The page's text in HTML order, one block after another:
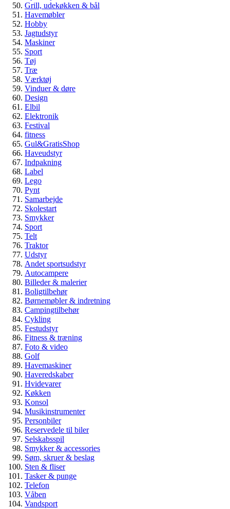
Veteranbil eller klassisk bil – hvad er
egentlig forskellen?
Guide
Biler & køretøjer
Veteranbil
Grill, udekøkken & bål
Havemøbler
Hobby
Jagtudstyr
Maskiner
Sport
Tøj
Træ
Værktøj
Vinduer & døre
Design
Elbil
Elektronik
Festival
fitness
Gul&GratisShop
Haveudstyr
Indpakning
Label
Lego
Pynt
Samarbejde
Skolestart
Smykker
Sport
Telt
Traktor
Udstyr
Andet sportsudstyr
Autocampere
Billeder & malerier
Boligtilbehør
Børnemøbler & indretning
Campingtilbehør
Cykling
Festudstyr
Fitness & træning
Foto & video
Golf
Havemaskiner
Haveredskaber
Hvidevarer
Køkken
Konsol
Musikinstrumenter
Personbiler
Reservedele til biler
Selskabsspil
Smykker & accessories
Søm, skruer & beslag
Sten & fliser
Tasker & punge
Telefon
Våben
Vandsport